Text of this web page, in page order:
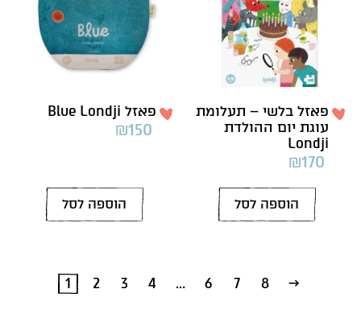
פאזל בלשי – תעלומת
עוגת יום ההולדת
Londji
₪170
הוספה לסל
פאזל Blue Londji
₪150
הוספה לסל
1 2 3 4 … 6 7 8 ←